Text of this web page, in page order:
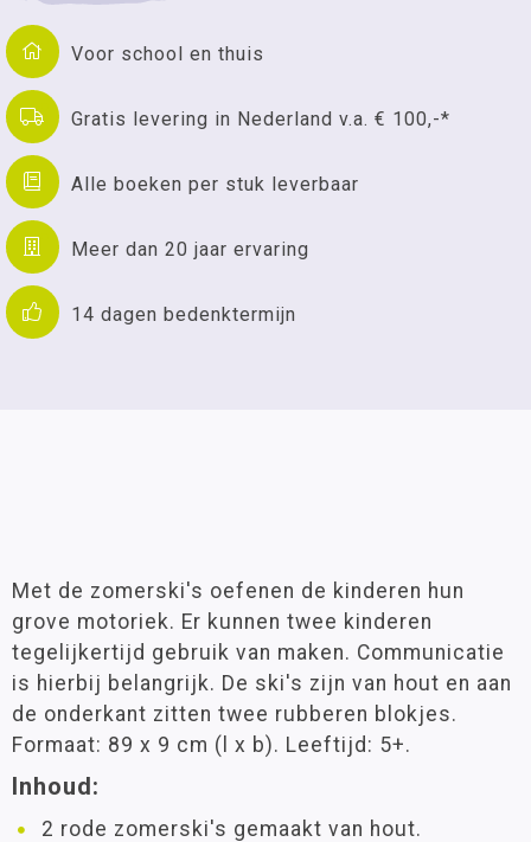
Voor school en thuis
Gratis levering in Nederland v.a. € 100,-*
Alle boeken per stuk leverbaar
Meer dan 20 jaar ervaring
14 dagen bedenktermijn
Met de zomerski's oefenen de kinderen hun
grove motoriek. Er kunnen twee kinderen
tegelijkertijd gebruik van maken. Communicatie
is hierbij belangrijk. De ski's zijn van hout en aan
de onderkant zitten twee rubberen blokjes.
Formaat: 89 x 9 cm (l x b). Leeftijd: 5+.
Inhoud:
2 rode zomerski's gemaakt van hout.